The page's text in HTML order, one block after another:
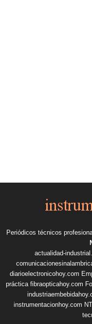
Periódicos técnicos
actualidad-
diarioelectronicohoy.com
práctica fibraopticahoy.com
instrumentacionhoy.com